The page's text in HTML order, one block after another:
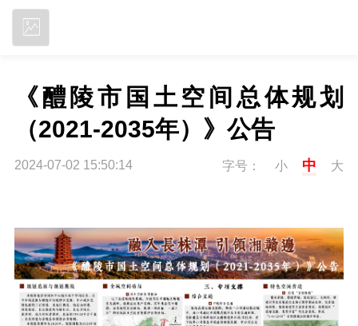
《醴陵市国土空间总体规划
（2021-2035年）》公告
2024-07-02 15:50:14 字号： 小 中 大